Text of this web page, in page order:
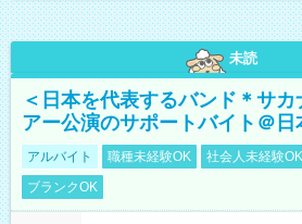
未読
＜日本を代表するバンド＊サ
アー公演のサポートバイト＠日
アルバイト 職種未経験OK 社会人未経験OK
ブランクOK